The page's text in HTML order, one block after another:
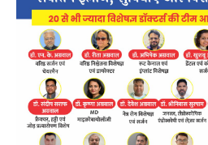
उपमुख्यमंत्री श्री विजय शर्मा ने
बांग्लादेशी संदिग्ध व्यक्ति की
हो तो वे तुरंत टोल फ्री नम्बर पर